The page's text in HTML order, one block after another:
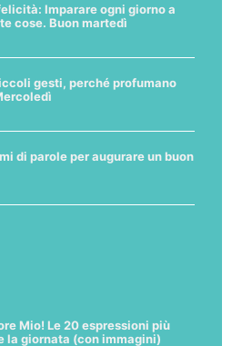
Imparare ogni giorno a
cose. Buon martedì
gesti, perché profumano
di parole per augurare un buon
Mio! Le 20 espressioni più
la giornata (con immagini)